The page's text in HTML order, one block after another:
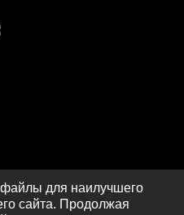
для наилучшего
сайта. Продолжая